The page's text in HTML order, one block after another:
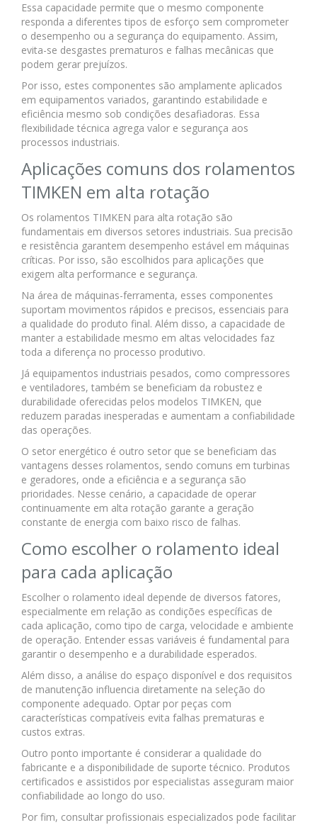
Essa capacidade permite que o mesmo componente
responda a diferentes tipos de esforço sem comprometer
o desempenho ou a segurança do equipamento. Assim,
evita-se desgastes prematuros e falhas mecânicas que
podem gerar prejuízos.
Por isso, estes componentes são amplamente aplicados
em equipamentos variados, garantindo estabilidade e
eficiência mesmo sob condições desafiadoras. Essa
flexibilidade técnica agrega valor e segurança aos
processos industriais.
Aplicações comuns dos rolamentos
TIMKEN em alta rotação
Os rolamentos TIMKEN para alta rotação são
fundamentais em diversos setores industriais. Sua precisão
e resistência garantem desempenho estável em máquinas
críticas. Por isso, são escolhidos para aplicações que
exigem alta performance e segurança.
Na área de máquinas-ferramenta, esses componentes
suportam movimentos rápidos e precisos, essenciais para
a qualidade do produto final. Além disso, a capacidade de
manter a estabilidade mesmo em altas velocidades faz
toda a diferença no processo produtivo.
Já equipamentos industriais pesados, como compressores
e ventiladores, também se beneficiam da robustez e
durabilidade oferecidas pelos modelos TIMKEN, que
reduzem paradas inesperadas e aumentam a confiabilidade
das operações.
O setor energético é outro setor que se beneficiam das
vantagens desses rolamentos, sendo comuns em turbinas
e geradores, onde a eficiência e a segurança são
prioridades. Nesse cenário, a capacidade de operar
continuamente em alta rotação garante a geração
constante de energia com baixo risco de falhas.
Como escolher o rolamento ideal
para cada aplicação
Escolher o rolamento ideal depende de diversos fatores,
especialmente em relação as condições específicas de
cada aplicação, como tipo de carga, velocidade e ambiente
de operação. Entender essas variáveis é fundamental para
garantir o desempenho e a durabilidade esperados.
Além disso, a análise do espaço disponível e dos requisitos
de manutenção influencia diretamente na seleção do
componente adequado. Optar por peças com
características compatíveis evita falhas prematuras e
custos extras.
Outro ponto importante é considerar a qualidade do
fabricante e a disponibilidade de suporte técnico. Produtos
certificados e assistidos por especialistas asseguram maior
confiabilidade ao longo do uso.
Por fim, consultar profissionais especializados pode facilitar